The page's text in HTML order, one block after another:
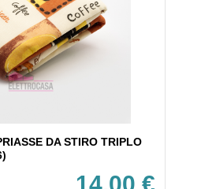
DA STIRO TRIPLO